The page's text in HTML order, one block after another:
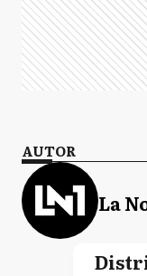
AUTOR
La